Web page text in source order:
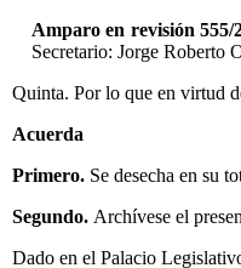
Amparo en revisión 555/
Secretario: Jorge Roberto
Quinta. Por lo que en virtud
Acuerda
Primero. Se desecha en su
Segundo. Archívese el
Dado en el Palacio